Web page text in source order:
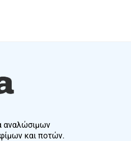
αναλώσιμων
και ποτών.